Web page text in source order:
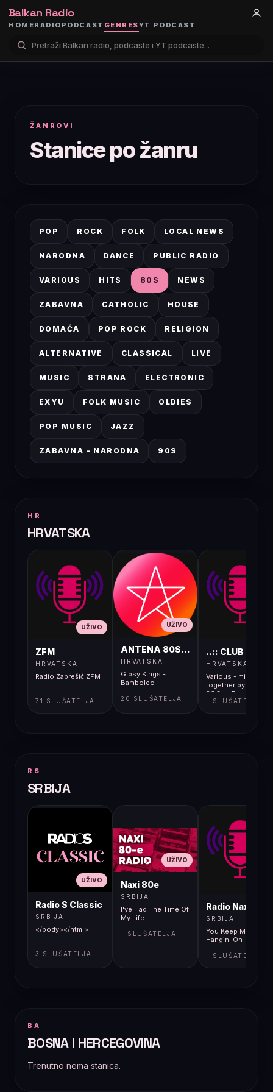
Balkan Radio
HOMERADIO PODCAST GENRESYT PODCAST
ŽANROVI
Stanice po žanru
POP ROCK FOLK LOCAL NEWS
NARODNA DANCE PUBLIC RADIO
VARIOUS HITS 80S NEWS
ZABAVNA CATHOLIC HOUSE
DOMAĆA POP ROCK RELIGION
ALTERNATIVE CLASSICAL LIVE
MUSIC STRANA ELECTRONIC
EXYU FOLK MUSIC OLDIES
POP MUSIC JAZZ
ZABAVNA - NARODNA 90S
HR
HRVATSKA
UŽIVO
ZFM
HRVATSKA
Radio Zaprešić ZFM
71 SLUŠATELJA
UŽIVO
ANTENA 80S MIX
HRVATSKA
Gipsy Kings -
Bamboleo
20 SLUŠATELJA
..:: CLUB
HRVATSKA
Various - mixed
together by DJ
POOL - Poolmix of
the 90s (Special
- SLUŠATELJA
RS
SRBIJA
UŽIVO
Radio S Classic
SRBIJA
</body></html>
3 SLUŠATELJA
UŽIVO
Naxi 80e
SRBIJA
I've Had The Time Of
My Life
- SLUŠATELJA
Radio Naxi 80-
SRBIJA
You Keep Me
Hangin' On
- SLUŠATELJA
BA
BOSNA I HERCEGOVINA
Trenutno nema stanica.